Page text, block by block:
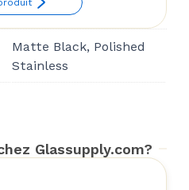
$57.45
through
$151.24
Matte Black, Polished
Stainless
Glassupply.com?